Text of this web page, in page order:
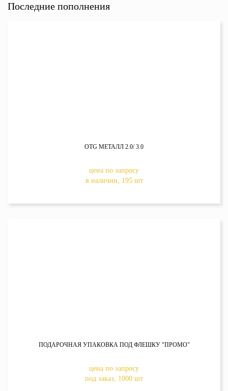
Последние пополнения
OTG МЕТАЛЛ 2.0/ 3.0
цена по запросу
в наличии, 195 шт
ПОДАРОЧНАЯ УПАКОВКА ПОД ФЛЕШКУ "ПРОМО"
цена по запросу
под заказ, 1000 шт